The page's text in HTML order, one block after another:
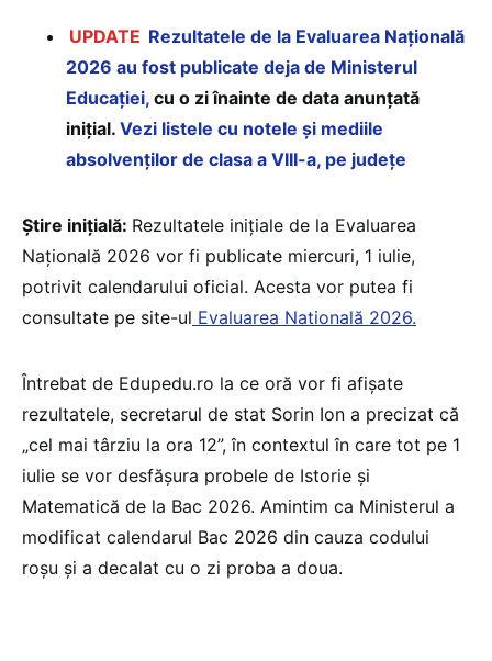
UPDATE Rezultatele de la Evaluarea Națională
2026 au fost publicate deja de Ministerul
Educației, cu o zi înainte de data anunțată
inițial. Vezi listele cu notele și mediile
absolvenților de clasa a VIII-a, pe județe
Știre inițială: Rezultatele inițiale de la Evaluarea
Națională 2026 vor fi publicate miercuri, 1 iulie,
potrivit calendarului oficial. Acesta vor putea fi
consultate pe site-ul Evaluarea Natională 2026.
Întrebat de Edupedu.ro la ce oră vor fi afișate
rezultatele, secretarul de stat Sorin Ion a precizat că
„cel mai târziu la ora 12”, în contextul în care tot pe 1
iulie se vor desfășura probele de Istorie și
Matematică de la Bac 2026. Amintim ca Ministerul a
modificat calendarul Bac 2026 din cauza codului
roșu și a decalat cu o zi proba a doua.